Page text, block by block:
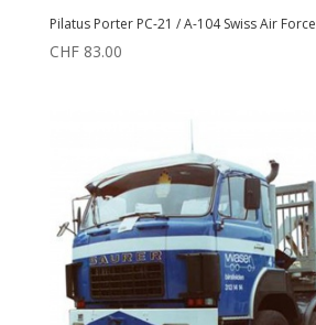
Pilatus Porter PC-21 / A-104 Swiss Air Force
CHF83.00